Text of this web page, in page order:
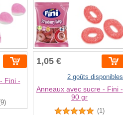
Fini -
1,05 €
2 goûts disponibles
Anneaux avec sucre - Fini -
90 gr
(1)